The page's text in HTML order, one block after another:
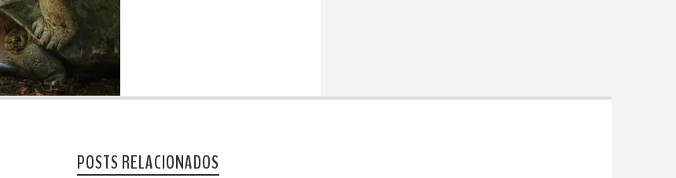
POSTS RELACIONADOS